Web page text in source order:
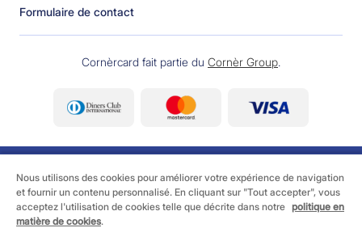
Formulaire de contact
Cornèrcard fait partie du Cornèr Group.
©2026 Cornèrcard - Cornèr Banque SA, Cornèrcard,
Via Canova 16, 6901 Lugano
Nous utilisons des cookies pour améliorer votre expérience de navigation
et fournir un contenu personnalisé. En cliquant sur "Tout accepter", vous
acceptez l'utilisation de cookies telle que décrite dans notre politique en
matière de cookies.